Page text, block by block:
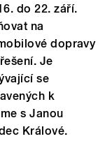
do 22. září.
na
dopravy
Je
se
k
s Janou
Králové.